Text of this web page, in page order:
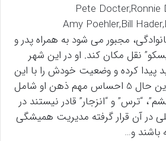
مجبور می شود به همراه پدر و
نقل مکان کند. او در این شهر
پیدا کرده و وضعیت خودش را با این
محیط تطبیق دهد. با این‌ حال 5 احساس مهم ذهن او شامل
“ترس” و “انزجار” قادر نیستند در
در آن قرار گرفته مدیریت همیشگی
باشند و…